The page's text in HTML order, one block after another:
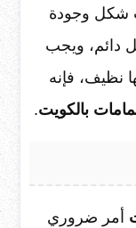
شكل وجودة
دائم، ويجب
نظيف، فإنه
بالكويت.
أمر ضروري